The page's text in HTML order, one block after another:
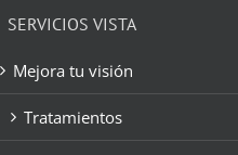
SERVICIOS VISTA
Mejora tu visión
Tratamientos